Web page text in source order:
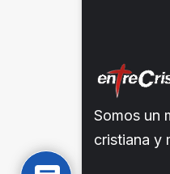
Somos un
cristiana y